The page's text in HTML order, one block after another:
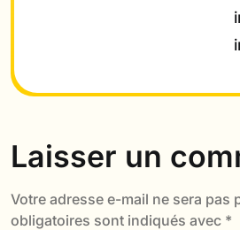
Laisser un
Votre adresse e-mail ne sera pas
obligatoires sont indiqués avec *